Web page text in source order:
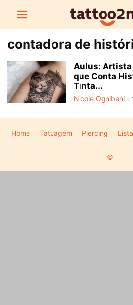
contadora de
Aulus: Artista
que Conta
Tinta...
Nicole Ognibeni -
Home Tatuagem Piercing
©